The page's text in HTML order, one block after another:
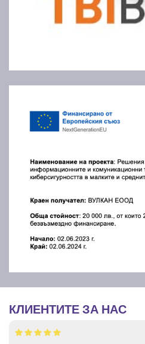
КЛИЕНТИТЕ ЗА НАС